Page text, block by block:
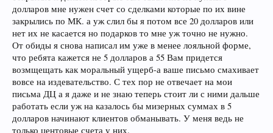
долларов мне нужен счет со сделками которые по их вине
закрылись по МК. а уж слил бы я потом все 20 долларов или
нет их не касается но подарков то мне уж точно не нужно.
От обиды я снова написал им уже в менее лояльной форме,
что ребята кажется не 5 долларов а 55 Вам придется
возмщещать как моральный ущерб-а ваше письмо смахивает
вовсе на издевательство. С тех пор не отвечает на мои
письма ДЦ а я даже и не знаю теперь стоит ли с ними дальше
работать если уж на казалось бы мизерных суммах в 5
долларов начинают клиентов обманывать. У меня ведь не
только центовые счета у них.